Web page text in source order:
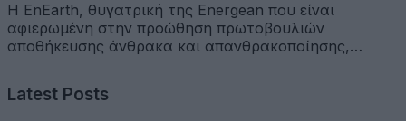
Η EnEarth, θυγατρική της Energean που είναι
αφιερωμένη στην προώθηση πρωτοβουλιών
αποθήκευσης άνθρακα και απανθρακοποίησης,…
Latest Posts